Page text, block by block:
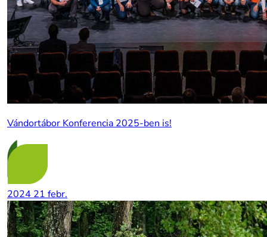
Vándortábor Konferencia 2025-ben is!
2024 21 febr.